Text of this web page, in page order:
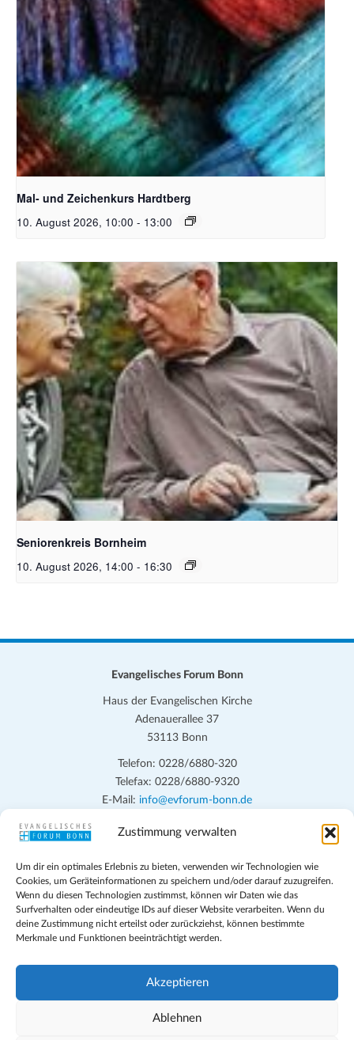
Zustimmung verwalten
Um dir ein optimales Erlebnis zu bieten, verwenden wir Technologien wie
Cookies, um Geräteinformationen zu speichern und/oder darauf zuzugreifen.
Wenn du diesen Technologien zustimmst, können wir Daten wie das
Surfverhalten oder eindeutige IDs auf dieser Website verarbeiten. Wenn du
deine Zustimmung nicht erteilst oder zurückziehst, können bestimmte
Merkmale und Funktionen beeinträchtigt werden.
Akzeptieren
Ablehnen
Unsplash_RhondaK Native Florida Folk Artist
Mal- und Zeichenkurs Hardtberg
10. August 2026, 10:00 - 13:00
Bildquelle Pixabay Free
Seniorenkreis Bornheim
10. August 2026, 14:00 - 16:30
Evangelisches Forum Bonn
Haus der Evangelischen Kirche
Adenauerallee 37
53113 Bonn
Telefon: 0228/6880-320
Telefax: 0228/6880-9320
E-Mail: info@evforum-bonn.de
Das Evangelische Forum Bonn will in seinen zentralen
persönlichen, beruflichen, kirchlichen und öffentlichen Lebens
eingehen, zu offener Begegnung und ehrlicher Auseinandersetzung
anregen und mithelfen, aus der Verheißung des Evangeliums heraus
im individuellen und gesellschaftlichen Leben verantwortlich zu
denken, zu reden und zu handeln.
Impressum
Teilnahmebedingungen